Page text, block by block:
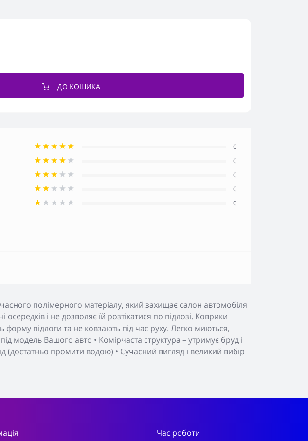
ДО КОШИКА
полімерного матеріалу, який захищає салон автомобіля
осередків і не дозволяє їй розтікатися по підлозі. Коврики
підлоги та не ковзають під час руху. Легко миються,
модель Вашого авто • Комірчаста структура – утримує бруд і
(достатньо промити водою) • Сучасний вигляд і великий вибір
0
0
0
0
0
Час роботи